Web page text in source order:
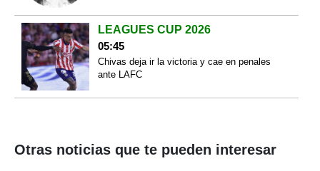
LEAGUES CUP 2026
05:45
Chivas deja ir la victoria y cae en penales
ante LAFC
Otras noticias que te pueden interesar